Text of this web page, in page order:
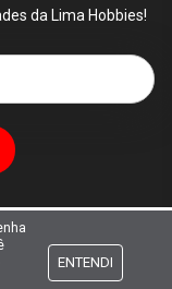
da Lima Hobbies!
ENTENDI